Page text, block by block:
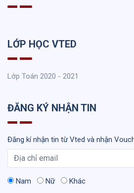
LỚP HỌC VTED
Lớp Toán 2020 - 2021
ĐĂNG KÝ NHẬN TIN
Đăng kí nhận tin từ Vted và nhận
Nam Nữ Khác